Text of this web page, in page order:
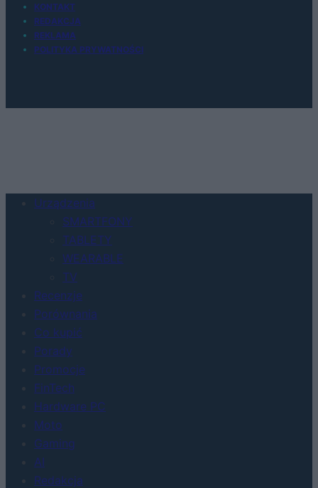
KONTAKT
REDAKCJA
REKLAMA
POLITYKA PRYWATNOŚCI
Urządzenia
SMARTFONY
TABLETY
WEARABLE
TV
Recenzje
Porównania
Co kupić
Porady
Promocje
FinTech
Hardware PC
Moto
Gaming
AI
Redakcja